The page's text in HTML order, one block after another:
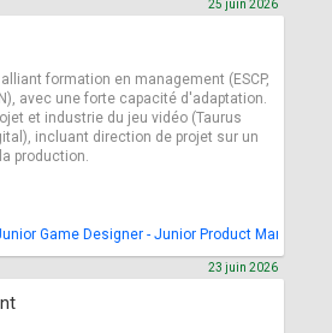
25 juin 2026
formation en management (ESCP,
avec une forte capacité d'adaptation.
et industrie du jeu vidéo (Taurus
incluant direction de projet sur un
production.
Game Designer - Junior Product Manager
23 juin 2026